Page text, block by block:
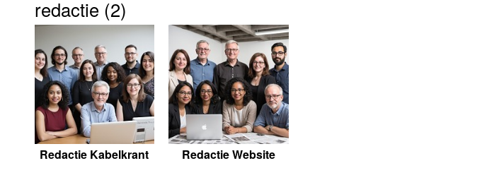
Donderdag
Vrijdag
Zaterdag
Zondag
Luister LOK Live
LOK schijf
Oude LOK programma's
redactie (2)
Redactie Kabelkrant Redactie Website